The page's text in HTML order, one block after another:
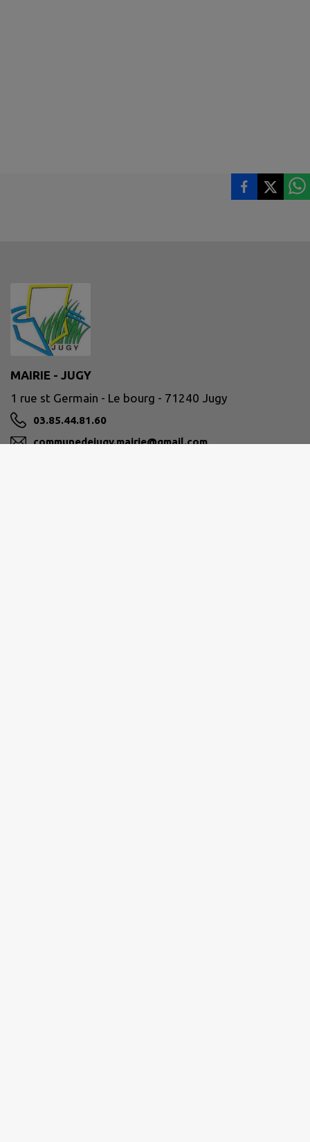
MAIRIE - JUGY
1 rue st Germain - Le bourg - 71240 Jugy
03.85.44.81.60
communedejugy.mairie@gmail.com